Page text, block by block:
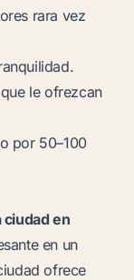
rara vez
le ofrezcan
por 50–100
ciudad en
en un
ofrece